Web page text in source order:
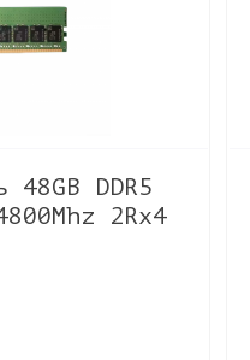
48GB DDR5
2Rx4